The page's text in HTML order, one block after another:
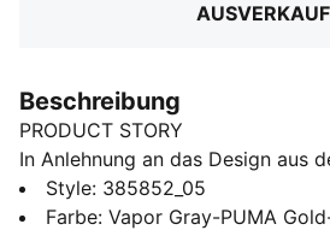
Beschreibung
PRODUCT STORY
In Anlehnung an das Design aus
der Carina 2.0 die entspannte
kalifornischer Strandstädte. Mit
Style: 385852_05
Farbe: Vapor Gray-PUMA